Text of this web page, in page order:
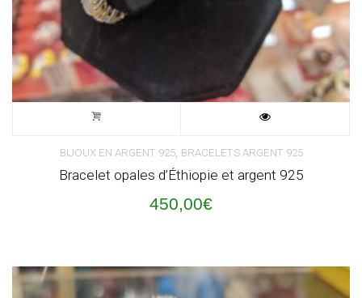
BIJOUX EN ARGENT 925, BRACELETS ARGENT 925
Bracelet opales d’Éthiopie et argent 925
450,00€